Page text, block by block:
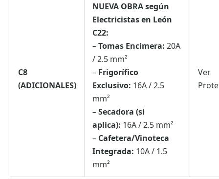
C8
(ADICIONALES)
NUEVA OBRA según
Electricistas en León
C22:
–Tomas Encimera: 20A
/ 2.5 mm²
– Frigorífico
Exclusivo: 16A / 2.5
mm²
–Secadora (si
aplica): 16A / 2.5 mm²
– Cafetera/Vinoteca
Integrada: 10A / 1.5
mm²
Ver